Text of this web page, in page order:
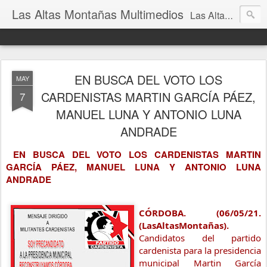
Las Altas Montañas Multimedios Las Altas Montañas Multimedios
MAY
7
EN BUSCA DEL VOTO LOS
CARDENISTAS MARTIN GARCÍA PÁEZ,
MANUEL LUNA Y ANTONIO LUNA
ANDRADE
EN BUSCA DEL VOTO LOS CARDENISTAS MARTIN
GARCÍA PÁEZ, MANUEL LUNA Y ANTONIO LUNA
ANDRADE
CÓRDOBA. (06/05/21.
Candidatos del partido
cardenista para la presidencia
municipal Martin García